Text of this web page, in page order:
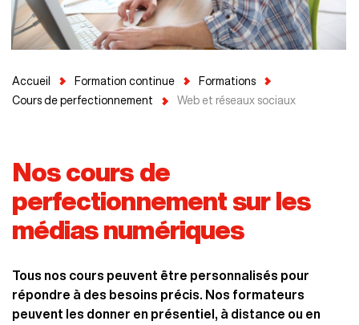
Accueil Formation continue
Formations
Cours de perfectionnement
Web et réseaux sociaux
Nos cours de
perfectionnement sur les
médias numériques
Tous nos cours peuvent être personnalisés pour
répondre à des besoins précis. Nos formateurs
peuvent les donner en présentiel, à distance ou en